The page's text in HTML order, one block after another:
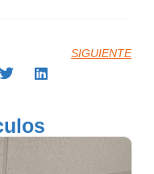
SIGUIENTE